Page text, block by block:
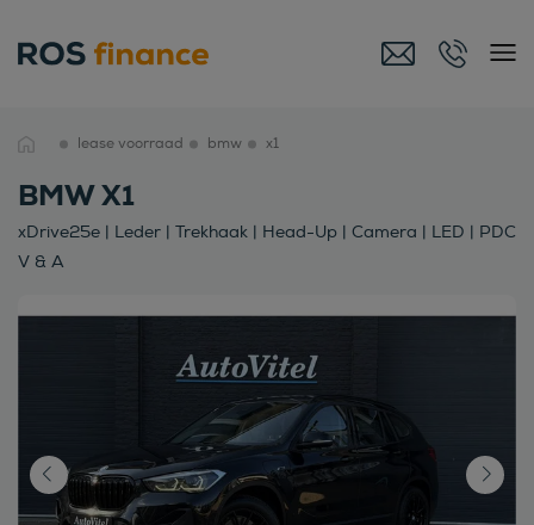
lease voorraad bmw x1
BMW X1
xDrive25e | Leder | Trekhaak | Head-Up | Camera | LED | PDC
V & A